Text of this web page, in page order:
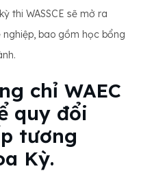
thi WASSCE sẽ mở ra
bao gồm học bổng
chỉ WAEC
quy đổi
tương
Kỳ.